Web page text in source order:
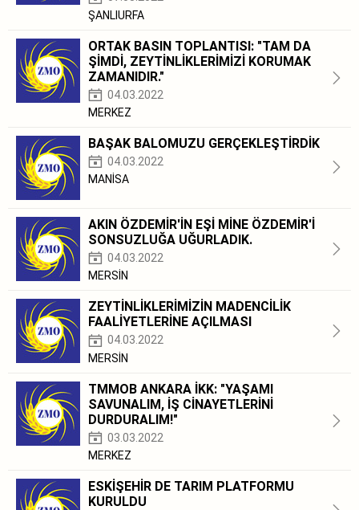
ŞANLIURFA
ORTAK BASIN TOPLANTISI: "TAM DA
ŞİMDİ, ZEYTİNLİKLERİMİZİ KORUMAK
ZAMANIDIR."
04.03.2022
MERKEZ
BAŞAK BALOMUZU GERÇEKLEŞTİRDİK
04.03.2022
MANİSA
AKIN ÖZDEMİR'İN EŞİ MİNE ÖZDEMİR'İ
SONSUZLUĞA UĞURLADIK.
04.03.2022
MERSİN
ZEYTİNLİKLERİMİZİN MADENCİLİK
FAALİYETLERİNE AÇILMASI
04.03.2022
MERSİN
TMMOB ANKARA İKK: "YAŞAMI
SAVUNALIM, İŞ CİNAYETLERİNİ
DURDURALIM!"
03.03.2022
MERKEZ
ESKİŞEHİR DE TARIM PLATFORMU
KURULDU